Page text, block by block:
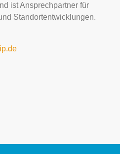
ist Ansprechpartner für
Standortentwicklungen.